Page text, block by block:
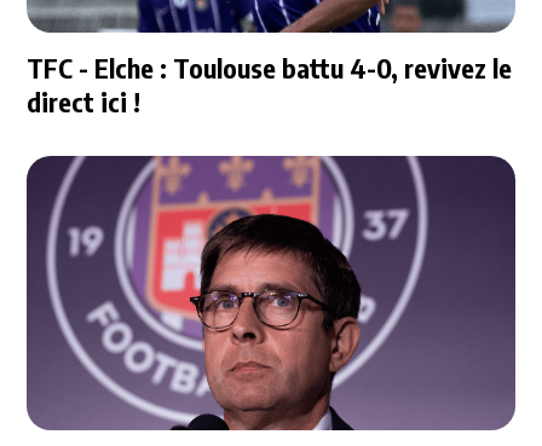
TFC - Elche : Toulouse battu 4-0, revivez le
direct ici !